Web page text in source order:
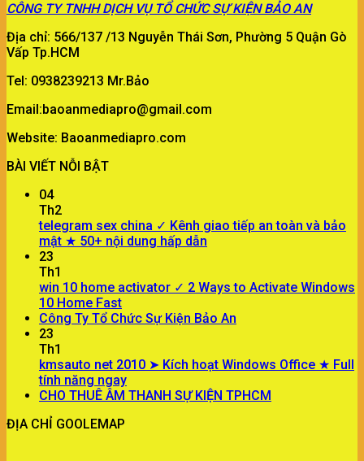
CÔNG TY TNHH DỊCH VỤ TỔ CHỨC SỰ KIỆN BẢO AN
Địa chỉ: 566/137 /13 Nguyễn Thái Sơn, Phường 5 Quận Gò
Vấp Tp.HCM
Tel: 0938239213 Mr.Bảo
Email:baoanmediapro@gmail.com
Website: Baoanmediapro.com
BÀI VIẾT NỖI BẬT
04
Th2
telegram sex china ✓ Kênh giao tiếp an toàn và bảo
mật ★ 50+ nội dung hấp dẫn
23
Th1
win 10 home activator ✓ 2 Ways to Activate Windows
10 Home Fast
Công Ty Tổ Chức Sự Kiện Bảo An
23
Th1
kmsauto net 2010 ➤ Kích hoạt Windows Office ★ Full
tính năng ngay
CHO THUÊ ÂM THANH SỰ KIỆN TPHCM
ĐỊA CHỈ GOOLEMAP